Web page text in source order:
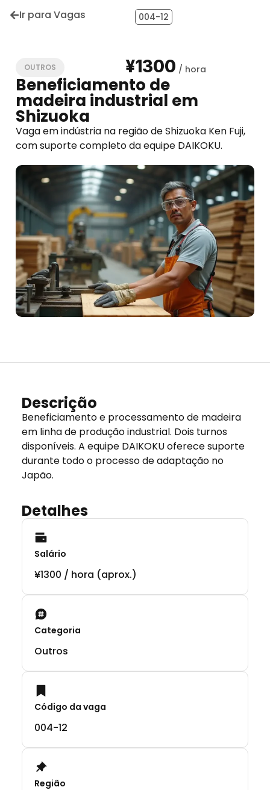
Ir para Vagas 004-12
OUTROS ¥1300
Beneficiamento de
madeira industrial em
Shizuoka
Vaga em indústria na região de Shizuoka Ken Fuji,
com suporte completo da equipe DAIKOKU.
Descrição
Beneficiamento e processamento de madeira
em linha de produção industrial. Dois turnos
disponíveis. A equipe DAIKOKU oferece suporte
durante todo o processo de adaptação no
Japão.
Detalhes
Salário
¥1300 / hora (aprox.)
Categoria
Outros
Código da vaga
004-12
Região